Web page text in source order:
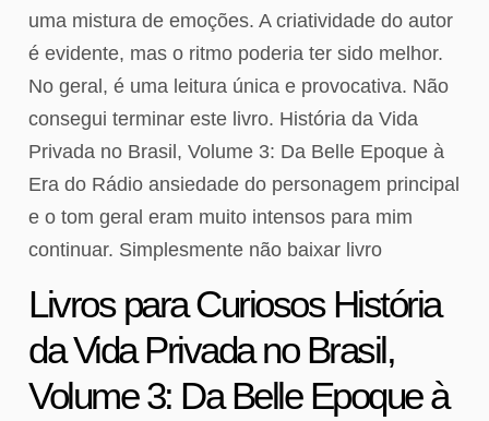
uma mistura de emoções. A criatividade do autor
é evidente, mas o ritmo poderia ter sido melhor.
No geral, é uma leitura única e provocativa. Não
consegui terminar este livro. História da Vida
Privada no Brasil, Volume 3: Da Belle Epoque à
Era do Rádio ansiedade do personagem principal
e o tom geral eram muito intensos para mim
continuar. Simplesmente não baixar livro
Livros para Curiosos História
da Vida Privada no Brasil,
Volume 3: Da Belle Epoque à